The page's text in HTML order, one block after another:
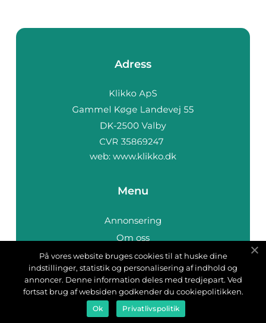
Adress
web: www.klikko.dk
Menu
Annonsering
Om oss
Cookies
Kontakta oss
Sitemap
På vores website bruges cookies til at huske dine
indstillinger, statistik og personalisering af indhold og
annoncer. Denne information deles med tredjepart. Ved
fortsat brug af websiden godkender du cookiepolitikken.
Ok Privatlivspolitik